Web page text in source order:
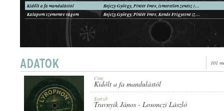
GENRE: HALLGATÓ
PUBLICATION: 1905 KÖRÜL
Kidőlt a fa mandulástól
Bejczy György, Pintér Imre, ismeretlen zenész (zongora)
Kalapom szememre vágom
Bejczy György, Pintér Imre, Kende Frigyesné (zongora)
101
Cím:
Kidőlt a fa mandulástól
Szerző:
Travnyik János - Losonczi László